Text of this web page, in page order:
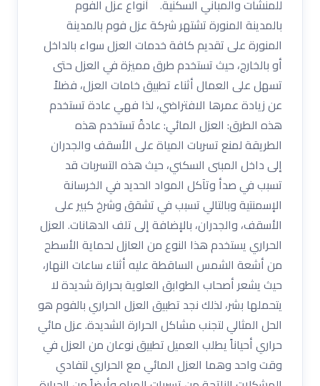
للمنشآت والمباني السكنية. أنواع عزل الفوم
بالمدينة المنورة تشتهر شركة عزل فوم بالمدينة
المنورة على تقديم كافة خدمات العزل سواء بالداخل
أو بالخارج، حيث تستخدم طرق مميزة في العزل حتى
تسهل على العمال أثناء تطبيق خامات العزل، فضلاً
عن زيادة عمرها الافتراضي، لذا فهي عادة تستخدم
هذه الطرق: العزل المائي: عادةً تستخدم هذه
الطريقة لمنع تسربات المياة على الأسقف والجدران
إلى داخل المبنى السكني، حيث هذه التسربات قد
تسبب في صدأ وتآكل المواد الحديد في الخرسانة
الإسمنتية وبالتالي تسبب في تشقق وشرخ كبير على
الأسقف، والجدران، بالإضافة إلى تلف الدهانات. العزل
الحراري يستخدم هذا النوع من العازل لحماية الأسطح
من أشعة الشمس الساقطة عليه أثناء ساعات النهار،
حيث يشعر أصحاب الطوابق العلوية بحرارة شديدة لا
يتحملها بشر، لذلك نجد تطبيق العزل الحراري بالفوم هو
الحل المثالي لتجنب مشاكل الحرارة الشديدة. عزل مائي
حراري أحياناً يطلب العميل تطبيق نوعان من العزل في
وقت واحد وهما العزل المائي مع الحراري لتفادي